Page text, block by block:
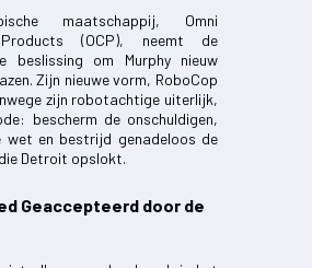
maatschappij, Omni
Products (OCP), neemt de
beslissing om Murphy nieuw
Zijn nieuwe vorm, RoboCop
zijn robotachtige uiterlijk,
bescherm de onschuldigen,
wet en bestrijd genadeloos de
Detroit opslokt.
Geaccepteerd door de